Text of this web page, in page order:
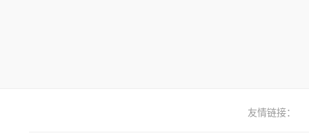
友情链接：